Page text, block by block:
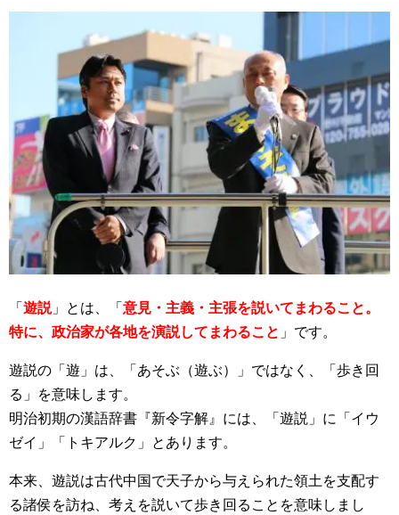
「 遊説」とは、「 意見・主義・主張を説いてまわること。
特に、政治家が各地を演説してまわること 」です。
遊説の「遊」は、「あそぶ（遊ぶ）」ではなく、「歩き回
る」を意味します。
明治初期の漢語辞書『新令字解』には、「遊説」に「イウ
ゼイ」「トキアルク」とあります。
本来、遊説は古代中国で天子から与えられた領土を支配す
る諸侯を訪ね、考えを説いて歩き回ることを意味しまし